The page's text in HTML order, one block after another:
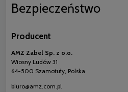
Bezpieczeństwo
Producent
AMZ Zabel Sp. z o.o.
Wiosny Ludów 31
64-500 Szamotuły, Polska
biuro@amz.com.pl